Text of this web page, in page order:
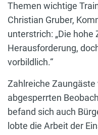
Themen wichtige
Christian Gruber,
unterstrich: „Die
Herausforderung,
vorbildlich.“
Zahlreiche
abgesperrten
befand sich auch
lobte die Arbeit der